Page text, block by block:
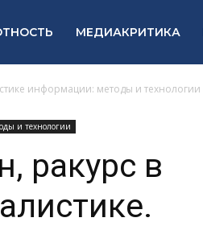
МЕДИАКРИТИКА
информации: методы и технологии
и технологии
ракурс в